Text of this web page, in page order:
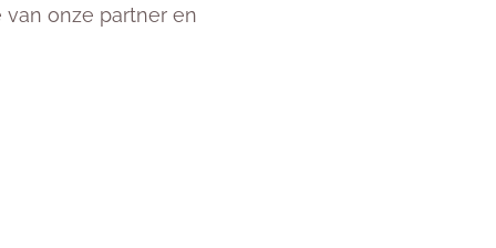
onze partner en